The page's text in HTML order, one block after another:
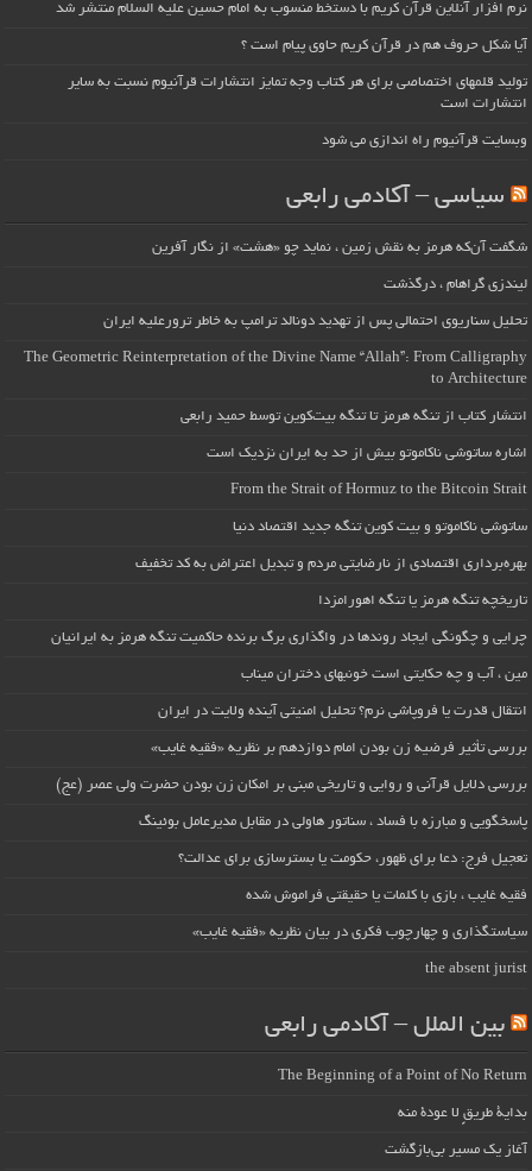
نرم افزار آنلاین قرآن کریم با دستخط منسوب به امام حسین علیه السلام منتشر شد
آیا شکل حروف هم در قرآن کریم حاوی پیام است ؟
تولید قلمهای اختصاصی برای هر کتاب وجه تمایز انتشارات قرآنیوم نسبت به سایر
انتشارات است
وبسایت قرآنیوم راه اندازی می شود
سیاسی – آکادمی رابعی
شگفت آن‌که هرمز به نقش زمین ، نماید چو «هشت» از نگار آفرین
لیندزی گراهام ، درگذشت
تحلیل سناریوی احتمالی پس از تهدید دونالد ترامپ به خاطر ترورعلیه ایران
The Geometric Reinterpretation of the Divine Name “Allah”: From Calligraphy
to Architecture
انتشار کتاب از تنگه هرمز تا تنگه بیت‌کوین توسط حمید رابعی
اشاره ساتوشی ناکاموتو بیش از حد به ایران نزدیک است
From the Strait of Hormuz to the Bitcoin Strait
ساتوشی ناکاموتو و بیت کوین تنگه جدید اقتصاد دنیا
بهره‌برداری اقتصادی از نارضایتی مردم و تبدیل اعتراض به کد تخفیف
تاریخچه تنگه هرمز یا تنگه اهورامزدا
چرایی و چگونگی ایجاد روندها در واگذاری برگ برنده حاکمیت تنگه هرمز به ایرانیان
مین ، آب و چه حکایتی است خونبهای دختران میناب
انتقال قدرت یا فروپاشی نرم؟ تحلیل امنیتی آینده ولایت در ایران
بررسی تأثیر فرضیه زن بودن امام دوازدهم بر نظریه «فقیه غایب»
بررسی دلایل قرآنی و روایی و تاریخی مبنی بر امکان زن بودن حضرت ولی عصر (عج)
پاسخگویی و مبارزه با فساد ، سناتور هاولی در مقابل مدیرعامل بوئینگ
تعجیل فرج: دعا برای ظهور، حکومت یا بسترسازی برای عدالت؟
فقیه غایب ، بازی با کلمات یا حقیقتی فراموش شده
سیاستگذاری و چهارچوب فکری در بیان نظریه «فقیه غایب»
the absent jurist
بین الملل – آکادمی رابعی
The Beginning of a Point of No Return
بداية طريقٍ لا عودة منه
آغاز یک مسیر بی‌بازگشت